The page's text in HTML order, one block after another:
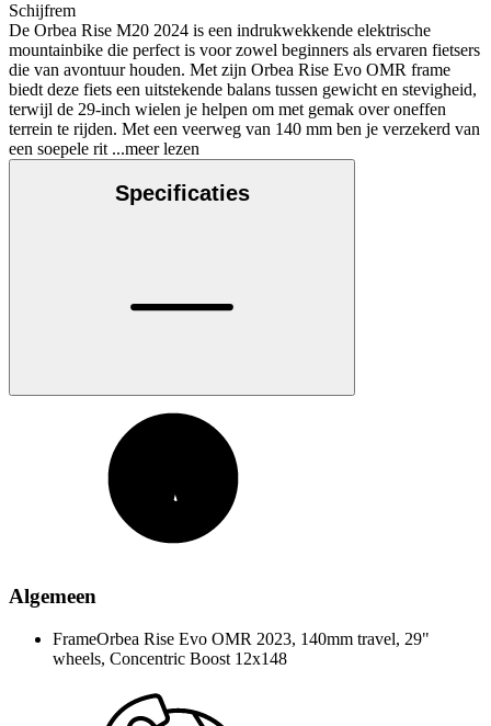
Schijfrem
De Orbea Rise M20 2024 is een indrukwekkende elektrische
mountainbike die perfect is voor zowel beginners als ervaren fietsers
die van avontuur houden. Met zijn Orbea Rise Evo OMR frame
biedt deze fiets een uitstekende balans tussen gewicht en stevigheid,
terwijl de 29-inch wielen je helpen om met gemak over oneffen
terrein te rijden. Met een veerweg van 140 mm ben je verzekerd van
een soepele rit...meer lezen
Specificaties
Algemeen
FrameOrbea Rise Evo OMR 2023, 140mm travel, 29"
wheels, Concentric Boost 12x148